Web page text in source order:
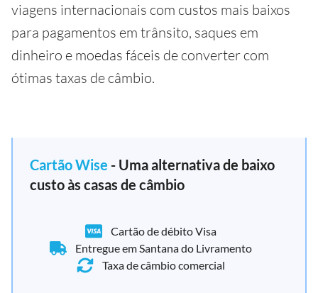
viagens internacionais com custos mais baixos
para pagamentos em trânsito, saques em
dinheiro e moedas fáceis de converter com
ótimas taxas de câmbio.
Cartão Wise - Uma alternativa de baixo
custo às casas de câmbio
Cartão de débito Visa
Entregue em Santana do Livramento
Taxa de câmbio comercial